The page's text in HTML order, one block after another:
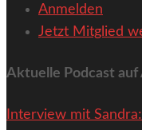
Anmelden
Jetzt Mitglied
Aktuelle Podcast auf
Interview mit